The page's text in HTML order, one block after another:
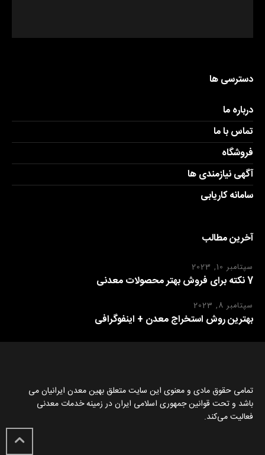
دسترسی ها
درباره ما
تماس با ما
فروشگاه
آگهی نیازمندی ها
سامانه کاریابی
آخرین مطالب
سپتامبر 10, 2023
7 نکته برای فروش بهتر محصولات معدنی
سپتامبر 8, 2023
بهترین روش استخراج معدن + اینفوگرافی
تمامی حقوق مادی و معنوی این سایت متعلق بهین معدن ایرانیان می
باشد و تحت قوانین جمهوری اسلامی ایران در زمینه خدمات معدنی
فعالیت می‌کند.